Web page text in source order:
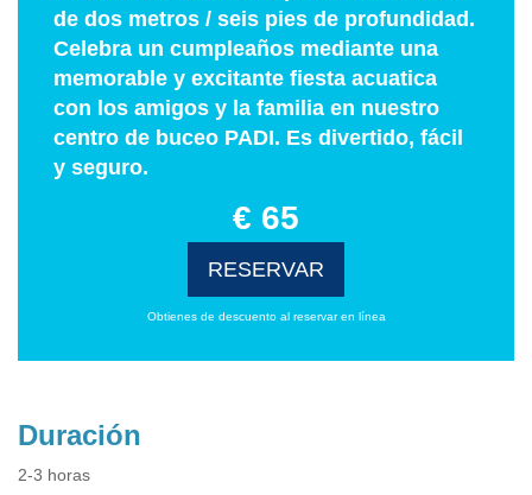
de dos metros / seis pies de profundidad.
Celebra un cumpleaños mediante una
memorable y excitante fiesta acuatica
con los amigos y la familia en nuestro
centro de buceo PADI. Es divertido, fácil
y seguro.
€ 65
RESERVAR
Obtienes de descuento al reservar en línea
Duración
2-3 horas